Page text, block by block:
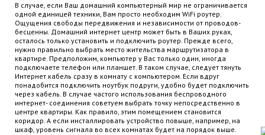
В случае, если Ваш домашний компьютерный мир не ограничивается
одной единицей техники, Вам просто необходим WiFi роутер.
Ощущения свободы передвижения и независимости от проводов-
бесценны. Домашний интернет центр может быть в Ваших руках,
осталось только установить и подключить роутер. Прежде всего,
нужно правильно выбрать место жительства маршрутизатора в
квартире. Предположим, компьютер у Вас только один, иногда
подключаете телефон или планшет. В таком случае, следует тянуть
Интернет кабель сразу в комнату с компьютером. Если вдруг
понадобится подключить ноутбук подруги, удобно будет подключить
через кабель. В случае частого использования беспроводного
интернет- соединения советуем выбрать точку непосредственно в
центре квартиры. Как правило, этим помещением становится
коридор. А если инсталлировать устройство повыше, например, на
шкаф, уровень сигнала во всех комнатах будет на порядок выше.